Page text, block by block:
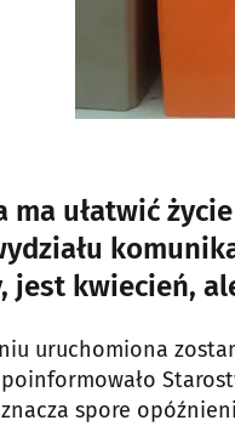
ułatwić
jest kwiecień,
uruchomiona
spore